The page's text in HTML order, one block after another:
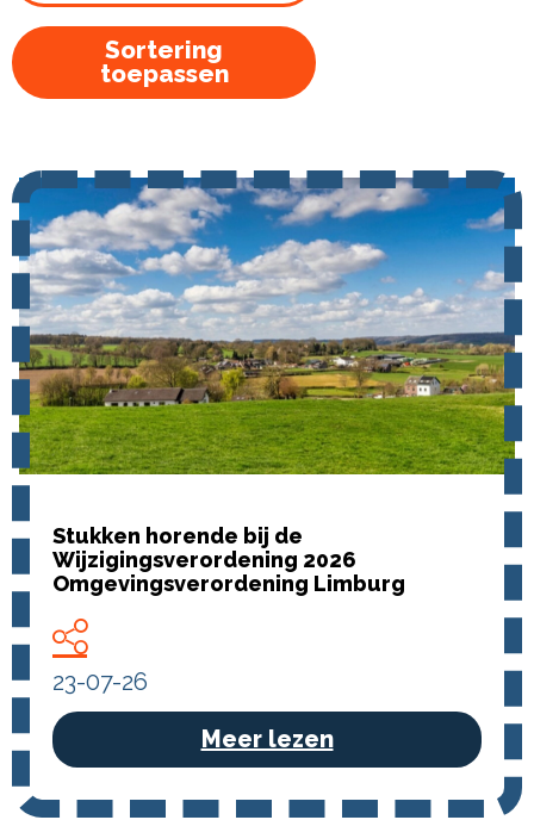
Sortering
toepassen
Stukken horende bij de
Wijzigingsverordening 2026
Omgevingsverordening Limburg
Meer lezen
23-07-26